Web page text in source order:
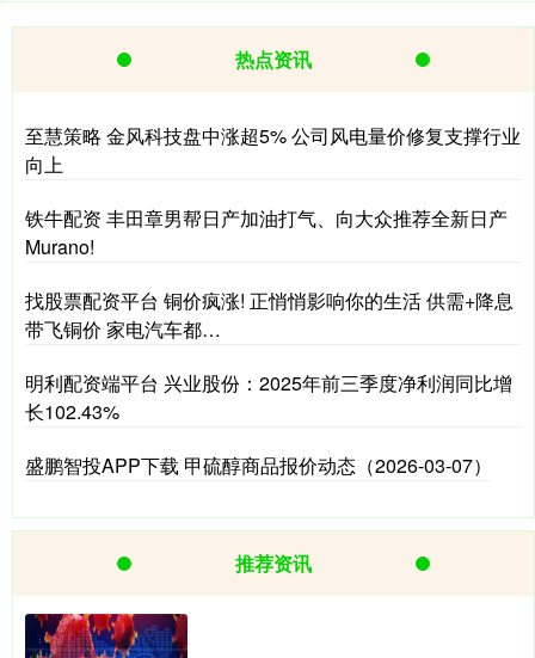
热点资讯
至慧策略 金风科技盘中涨超5% 公司风电量价修复支撑行业
向上
铁牛配资 丰田章男帮日产加油打气、向大众推荐全新日产
Murano!
找股票配资平台 铜价疯涨! 正悄悄影响你的生活 供需+降息
带飞铜价 家电汽车都…
明利配资端平台 兴业股份：2025年前三季度净利润同比增
长102.43%
盛鹏智投APP下载 甲硫醇商品报价动态（2026-03-07）
推荐资讯